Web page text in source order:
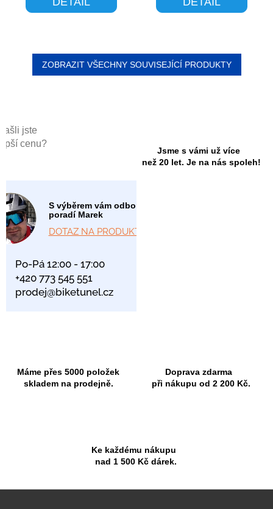
jste
cenu?
S výběrem vám odborně
poradí Marek
DOTAZ NA PRODUKT
Po-Pá 12:00 - 17:00
+420 773 545 551
prodej@biketunel.cz
Jsme s vámi už více
než 20 let. Je na nás spoleh!
Máme přes 5000 položek
skladem na prodejně.
Doprava zdarma
při nákupu od 2 200 Kč.
Ke každému nákupu
nad 1 500 Kč dárek.
ZOBRAZIT VŠECHNY SOUVISEJÍCÍ PRODUKTY